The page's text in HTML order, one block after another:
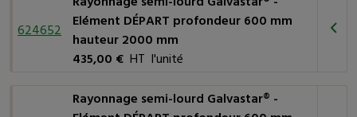
624652 Elément DÉPART profondeur 600 mm
hauteur 2000 mm
435,00 € HT l'unité
Rayonnage semi-lourd Galvastar® -